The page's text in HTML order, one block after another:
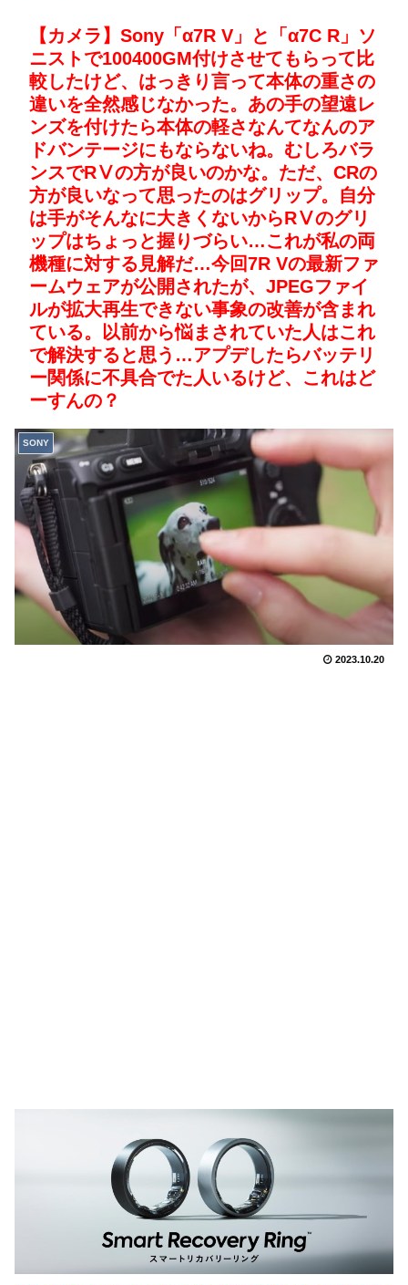
【カメラ】Sony「α7R V」と「α7C R」ソ
ニストで100400GM付けさせてもらって比
較したけど、はっきり言って本体の重さの
違いを全然感じなかった。あの手の望遠レ
ンズを付けたら本体の軽さなんてなんのア
ドバンテージにもならないね。むしろバラ
ンスでRⅤの方が良いのかな。ただ、CRの
方が良いなって思ったのはグリップ。自分
は手がそんなに大きくないからRⅤのグリ
ップはちょっと握りづらい…これが私の両
機種に対する見解だ…今回7R Vの最新ファ
ームウェアが公開されたが、JPEGファイ
ルが拡大再生できない事象の改善が含まれ
ている。以前から悩まされていた人はこれ
で解決すると思う…アプデしたらバッテリ
ー関係に不具合でた人いるけど、これはど
ーすんの？
SONY
2023.10.20